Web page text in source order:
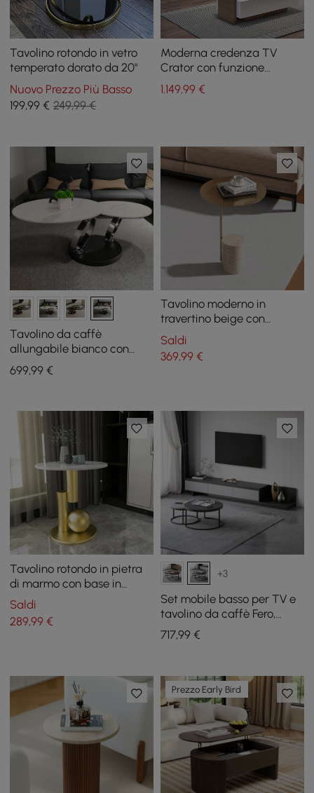
Tavolino rotondo in vetro
temperato dorato da 20"
Nuovo Prezzo Più Basso
199,99 € 249,99 €
Moderna credenza TV
Crator con funzione
estraibile e tavolino
1.149,99€
Tavolino da caffè
allungabile bianco con
piedistallo in metallo a
forma di anello
699,99 €
Tavolino moderno in
travertino beige con
acciaio inossidabile con
cornice dorata
Saldi
369,99€
Tavolino rotondo in pietra
di marmo con base in
metallo astratto Tavolino
moderno bianco
Saldi
289,99 €
+3
Set mobile basso per TV e
tavolino da caffè Fero,
estensibile da 200 cm a
360 cm
717,99€
Prezzo Early Bird